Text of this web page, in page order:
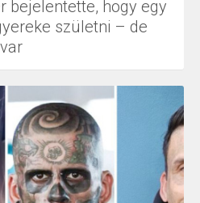
bejelentette, hogy egy
születni – de